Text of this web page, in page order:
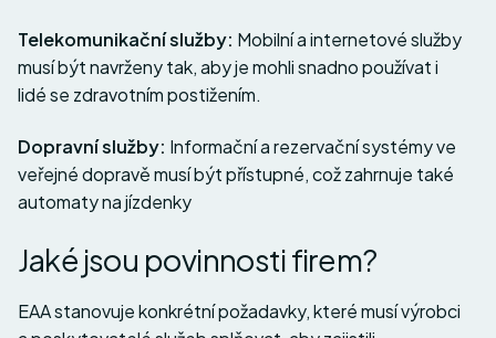
Telekomunikační služby: Mobilní a internetové služby
musí být navrženy tak, aby je mohli snadno používat i
lidé se zdravotním postižením.
Dopravní služby: Informační a rezervační systémy ve
veřejné dopravě musí být přístupné, což zahrnuje také
automaty na jízdenky
Jaké jsou povinnosti firem?
EAA stanovuje konkrétní požadavky, které musí výrobci